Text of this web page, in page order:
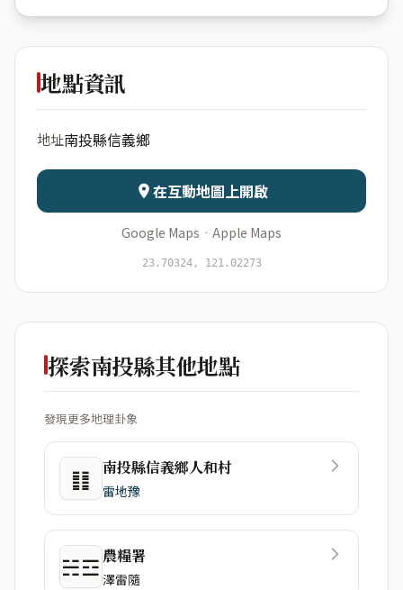
南投縣信
日期 出生時辰
資料僅用於即時分析，不會儲存於伺服器
地點資訊
地址南投縣信義鄉
在互動地圖上開啟
Google Maps · Apple Maps
23.70324, 121.02273
探索南投縣其他地點
發現更多地理卦象
䷁ 南投縣信義鄉人和村
雷地豫
☵☲ 農糧署
澤雷隨